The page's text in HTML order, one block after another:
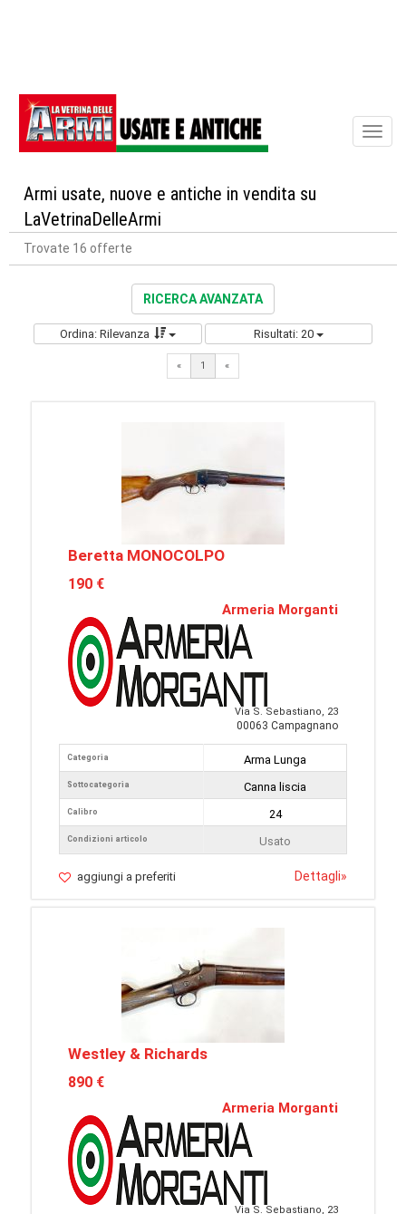
Armi usate, nuove e antiche in vendita su
LaVetrinaDelleArmi
Trovate 16 offerte
RICERCA AVANZATA
Ordina: Rilevanza Risultati: 20
« 1 «
Beretta MONOCOLPO
190 €
Armeria Morganti
Via S. Sebastiano, 23
00063 Campagnano
Categoria
Sottocategoria
Calibro
Condizioni articolo
Arma Lunga
Canna liscia
24
Usato
aggiungi a preferiti Dettagli»
Westley & Richards
890 €
Armeria Morganti
Via S. Sebastiano, 23